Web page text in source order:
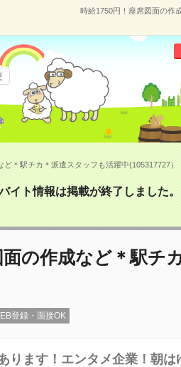
時給1750円！座席図面の作
ど＊駅チカ＊派遣スタッフも活躍中(105317727）
イト情報は掲載が終了しました。
の作成など＊駅チ
登録・面接OK
ります！エンタメ企業！朝